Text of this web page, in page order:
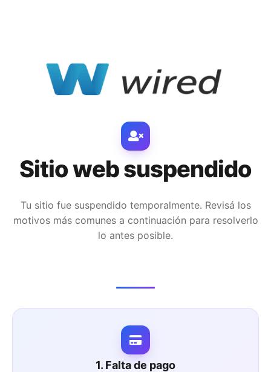
Sitio web suspendido
Tu sitio fue suspendido temporalmente. Revisá los
motivos más comunes a continuación para resolverlo
lo antes posible.
1. Falta de pago